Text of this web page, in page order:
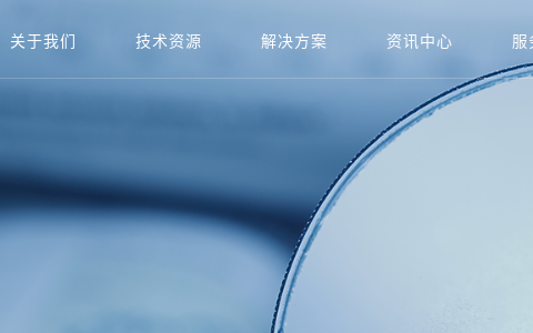
关于我们 技术资源 解决方案 资讯中心 服